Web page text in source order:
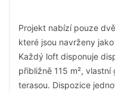
Projekt nabízí pouze
které jsou navrženy
Každý loft disponuje
přibližně 115 m²,
terasou. Dispozice